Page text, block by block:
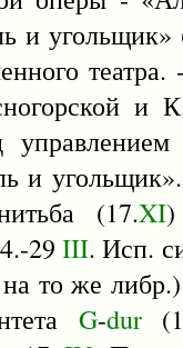
и
и
и
(17.XI)
29 III. Исп.
то же
G-dur